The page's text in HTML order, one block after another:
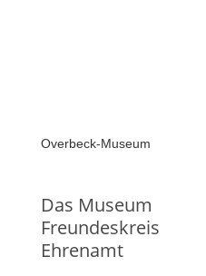
Overbeck-Museum
Das Museum
Freundeskreis
Ehrenamt